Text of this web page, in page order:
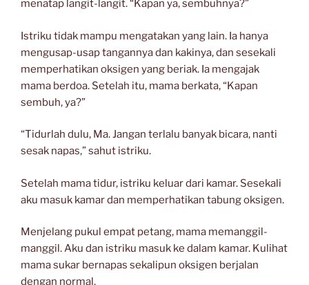
menatap langit-langit. “Kapan ya, sembuhnya?”
Istriku tidak mampu mengatakan yang lain. Ia hanya
mengusap-usap tangannya dan kakinya, dan sesekali
memperhatikan oksigen yang beriak. Ia mengajak
mama berdoa. Setelah itu, mama berkata, “Kapan
sembuh, ya?”
“Tidurlah dulu, Ma. Jangan terlalu banyak bicara, nanti
sesak napas,” sahut istriku.
Setelah mama tidur, istriku keluar dari kamar. Sesekali
aku masuk kamar dan memperhatikan tabung oksigen.
Menjelang pukul empat petang, mama memanggil-
manggil. Aku dan istriku masuk ke dalam kamar. Kulihat
mama sukar bernapas sekalipun oksigen berjalan
dengan normal.